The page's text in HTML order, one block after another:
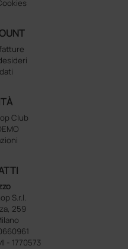
Club
S.r.l.
259
- 1770573